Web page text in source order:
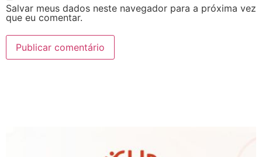
Salvar meus dados neste navegador para a próxima vez
que eu comentar.